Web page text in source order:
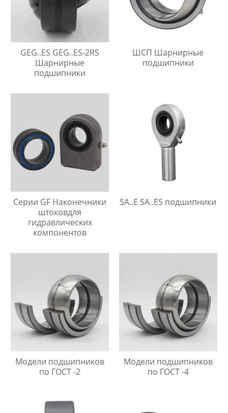
GEG..ES GEG..ES-2RS
Шарнирные
подшипники
ШСП Шарнирные
подшипники
Серии GF Наконечники
штоковдля
гидравлических
компонентов
SA..E SA..ES подшипники
Модели подшипников
по ГОСТ -2
Модели подшипников
по ГОСТ -4